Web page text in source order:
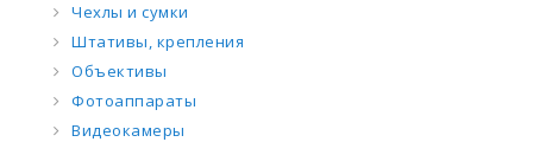
Чехлы и сумки
Штативы, крепления
Объективы
Фотоаппараты
Видеокамеры